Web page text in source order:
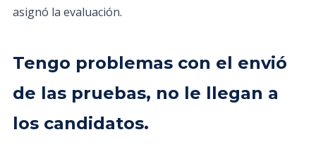
asignó la evaluación.
Tengo problemas con el envió
de las pruebas, no le llegan a
los candidatos.